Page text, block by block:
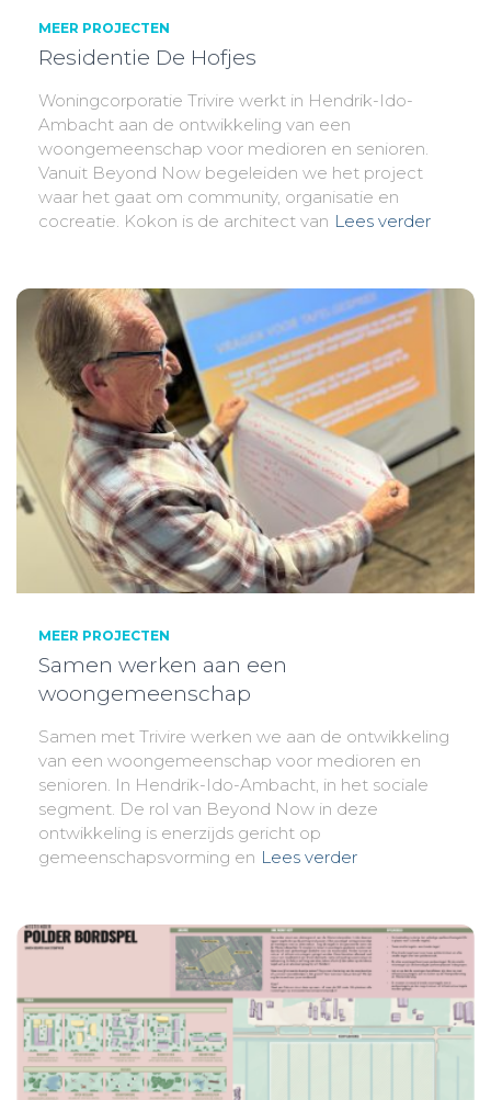
MEER PROJECTEN
Residentie De Hofjes
Woningcorporatie Trivire werkt in Hendrik-Ido-
Ambacht aan de ontwikkeling van een
woongemeenschap voor medioren en senioren.
Vanuit Beyond Now begeleiden we het project
waar het gaat om community, organisatie en
cocreatie. Kokon is de architect van Lees verder
MEER PROJECTEN
Samen werken aan een
woongemeenschap
Samen met Trivire werken we aan de ontwikkeling
van een woongemeenschap voor medioren en
senioren. In Hendrik-Ido-Ambacht, in het sociale
segment. De rol van Beyond Now in deze
ontwikkeling is enerzijds gericht op
gemeenschapsvorming en Lees verder